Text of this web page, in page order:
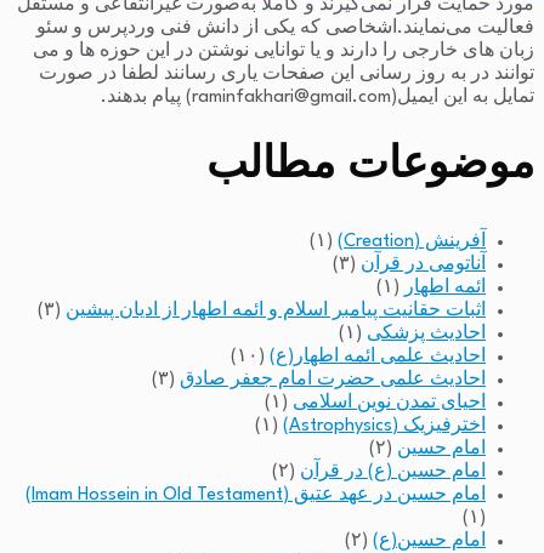
مورد حمایت قرار نمی‌گیرند و کاملاً به‌صورت غیرانتفاعی و مستقل
فعالیت می‌نمایند.اشخاصی که یکی از دانش فنی وردپرس و سئو
زبان های خارجی را دارند و یا توانایی نوشتن در این حوزه ها و می
توانند در به روز رسانی این صفحات یاری رسانند لطفا در صورت
تمایل به این ایمیل(raminfakhari@gmail.com) پیام بدهند.
موضوعات مطالب
آفرینش (Creation)
(۱)
آناتومی در قرآن (۳)
ائمه اطهار
(۱)
اثبات حقانیت پیامبر اسلام و ائمه اطهار از ادیان پیشین (۳)
احادیث پزشکی (۱)
احادیث علمی ائمه اطهار(ع) (۱۰)
احادیث علمی حضرت امام جعفر صادق (۳)
احیای تمدن نوین اسلامی (۱)
اخترفیزیک (Astrophysics)
(۱)
امام حسین (۲)
امام حسین (ع) در قرآن (۲)
امام حسین در عهد عتیق (Imam Hossein in Old Testament)
(۱)
امام حسین(ع) (۲)